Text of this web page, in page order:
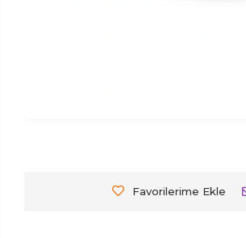
Favorilerime Ekle